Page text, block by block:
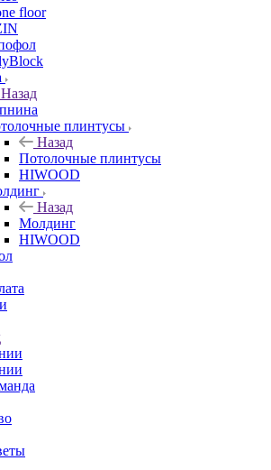
floor
Назад
плинтусы
Назад
Потолочные плинтусы
HIWOOD
Назад
Молдинг
HIWOOD